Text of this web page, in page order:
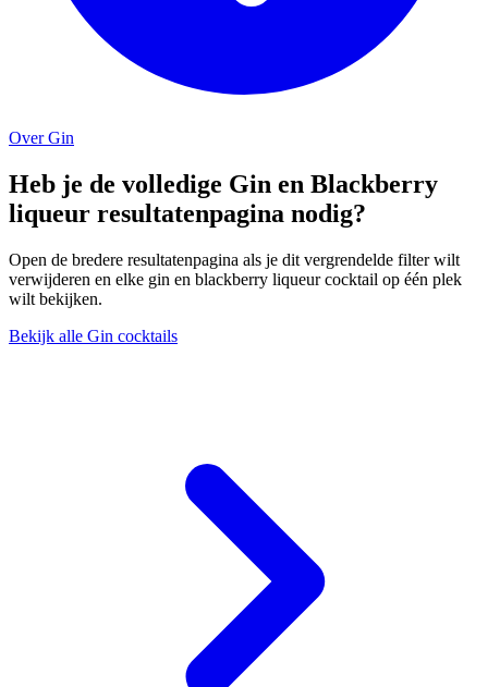
Over Gin
Heb je de volledige Gin en Blackberry
liqueur resultatenpagina nodig?
Open de bredere resultatenpagina als je dit vergrendelde filter wilt
verwijderen en elke gin en blackberry liqueur cocktail op één plek
wilt bekijken.
Bekijk alle Gin cocktails